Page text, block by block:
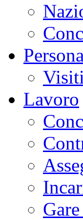
Lavoro